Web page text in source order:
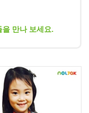
만나 보세요.